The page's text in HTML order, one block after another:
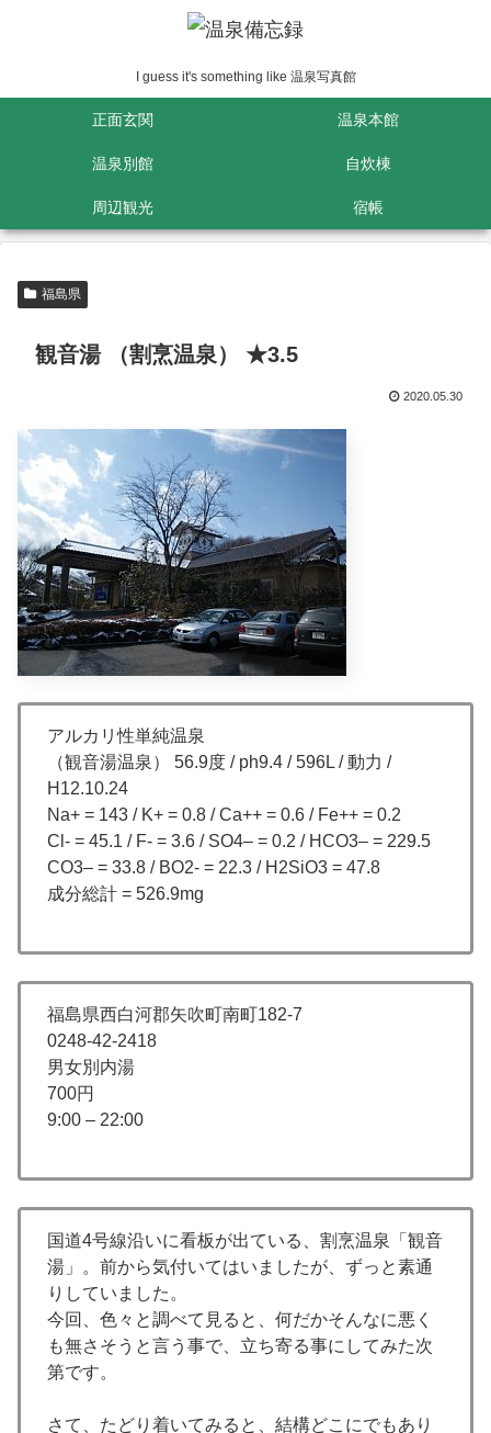
I guess it's something like 温泉写真館
正面玄関 温泉本館
温泉別館 自炊棟
周辺観光 宿帳
福島県
観音湯 （割烹温泉） ★3.5
2020.05.30
アルカリ性単純温泉
（観音湯温泉） 56.9度 / ph9.4 / 596L / 動力 /
H12.10.24
Na+ = 143 / K+ = 0.8 / Ca++ = 0.6 / Fe++ = 0.2
Cl- = 45.1 / F- = 3.6 / SO4– = 0.2 / HCO3– = 229.5
CO3– = 33.8 / BO2- = 22.3 / H2SiO3 = 47.8
成分総計 = 526.9mg
福島県西白河郡矢吹町南町182-7
0248-42-2418
男女別内湯
700円
9:00 – 22:00
国道4号線沿いに看板が出ている、割烹温泉「観音
湯」。前から気付いてはいましたが、ずっと素通
りしていました。
今回、色々と調べて見ると、何だかそんなに悪く
も無さそうと言う事で、立ち寄る事にしてみた次
第です。
さて、たどり着いてみると、結構どこにでもあり